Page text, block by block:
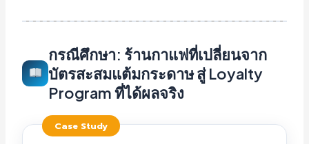
กรณีศึกษา: ร้านกาแฟที่เปลี่ยนจาก
บัตรสะสมแต้มกระดาษ สู่ Loyalty
Program ที่ได้ผลจริง
Case Study